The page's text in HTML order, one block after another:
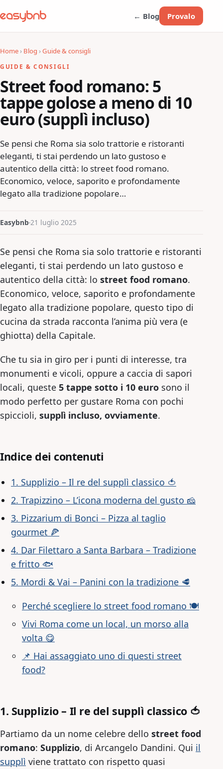
← Blog Provalo
Home› Blog ›Guide & consigli
GUIDE & CONSIGLI
Street food romano: 5
tappe golose a meno di 10
euro (supplì incluso)
Se pensi che Roma sia solo trattorie e ristoranti
eleganti, ti stai perdendo un lato gustoso e
autentico della città: lo street food romano.
Economico, veloce, saporito e profondamente
legato alla tradizione popolare…
Easybnb 21 luglio 2025
Se pensi che Roma sia solo trattorie e ristoranti
eleganti, ti stai perdendo un lato gustoso e
autentico della città: lo street food romano.
Economico, veloce, saporito e profondamente
legato alla tradizione popolare, questo tipo di
cucina da strada racconta l’anima più vera (e
ghiotta) della Capitale.
Che tu sia in giro per i punti di interesse, tra
monumenti e vicoli, oppure a caccia di sapori
locali, queste 5 tappe sotto i 10 euro sono il
modo perfetto per gustare Roma con pochi
spiccioli, supplì incluso, ovviamente.
Indice dei contenuti
1. Supplizio – Il re del supplì classico 🍅
2. Trapizzino – L’icona moderna del gusto 🧀
3. Pizzarium di Bonci – Pizza al taglio
gourmet 🍕
4. Dar Filettaro a Santa Barbara – Tradizione
e fritto 🐟
5. Mordi & Vai – Panini con la tradizione 🥩
Perché scegliere lo street food romano 🍽️
Vivi Roma come un local, un morso alla
volta 😋
📌 Hai assaggiato uno di questi street
food?
1. Supplizio – Il re del supplì classico 🍅
Partiamo da un nome celebre dello street food
romano: Supplizio, di Arcangelo Dandini. Qui il
supplì viene trattato con rispetto quasi